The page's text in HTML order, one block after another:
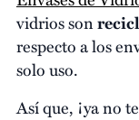
vidrios son
respecto a los
solo uso.
Así que, ¡ya no